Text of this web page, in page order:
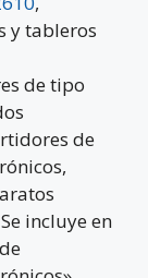
y tableros
de tipo
de
incluye en